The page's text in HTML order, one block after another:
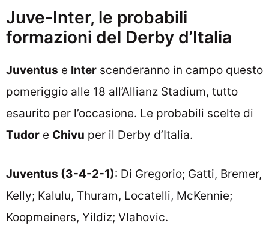
Juve-Inter, le probabili
formazioni del Derby d’Italia
Juventus e Inter scenderanno in campo questo
pomeriggio alle 18 all’Allianz Stadium, tutto
esaurito per l’occasione. Le probabili scelte di
Tudor e Chivu per il Derby d’Italia.
Juventus (3-4-2-1): Di Gregorio; Gatti, Bremer,
Kelly; Kalulu, Thuram, Locatelli, McKennie;
Koopmeiners, Yildiz; Vlahovic.